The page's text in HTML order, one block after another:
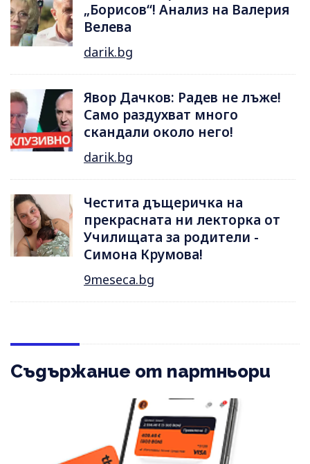
„Борисов“! Анализ на Валерия
Велева
darik.bg
Явор Дачков: Радев не лъже!
Само раздухват много
скандали около него!
darik.bg
Честита дъщеричка на
прекрасната ни лекторка от
Училищата за родители -
Симона Крумова!
9meseca.bg
Съдържание от партньори